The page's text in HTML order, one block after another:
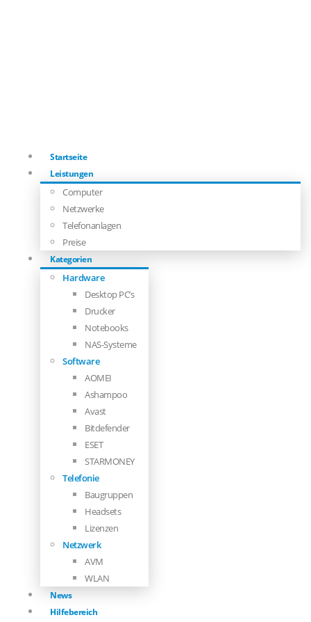
Startseite
Leistungen
Computer
Netzwerke
Telefonanlagen
Preise
Kategorien
Hardware
Desktop PC’s
Drucker
Notebooks
NAS-Systeme
Software
AOMEI
Ashampoo
Avast
Bitdefender
ESET
STARMONEY
Telefonie
Baugruppen
Headsets
Lizenzen
Netzwerk
AVM
WLAN
News
Hilfebereich